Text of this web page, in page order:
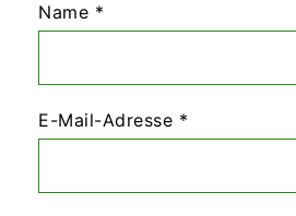
Name *
E-Mail-Adresse *